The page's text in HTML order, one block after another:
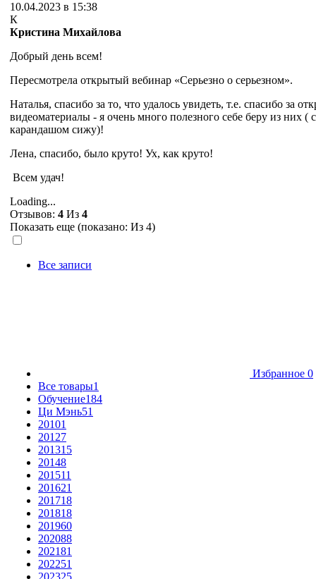
10.04.2023 в 15:38
К
Кристина Михайлова
Добрый день всем!
Пересмотрела открытый вебинар «Серьезно о серьезном».
Наталья, спасибо за то, что удалось увидеть, т.е. спасибо за
видеоматериалы - я очень много полезного себе беру из них (
карандашом сижу)!
Лена, спасибо, было круто! Ух, как
Всем удач!
Loading...
Отзывов: 4 Из 4
Показать еще (показано: Из 4)
Все записи
Избранное 0
Все товары1
Обучение184
Ци Мэнь51
20101
20127
201315
20148
201511
201621
201718
201818
201960
202088
202181
202251